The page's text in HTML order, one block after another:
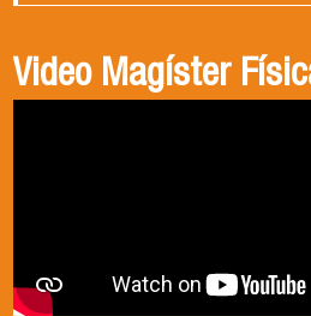
Video Magíster
Video Doctorado